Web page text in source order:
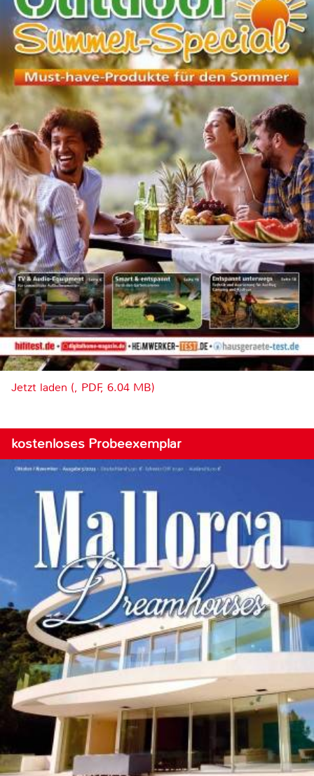
Jetzt laden (, PDF, 6.04 MB)
kostenloses Probeexemplar